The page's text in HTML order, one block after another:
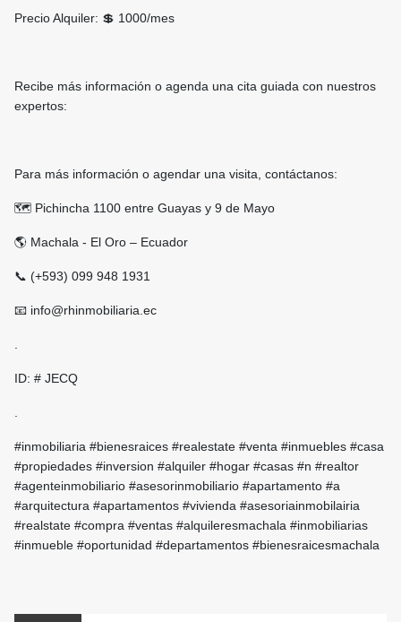
Precio Alquiler: 💲 1000/mes
Recibe más información o agenda una cita guiada con nuestros
expertos:
Para más información o agendar una visita, contáctanos:
🗺 Pichincha 1100 entre Guayas y 9 de Mayo
🌎 Machala - El Oro – Ecuador
📞 (+593) 099 948 1931
📧 info@rhinmobiliaria.ec
ID: # JECQ
#inmobiliaria #bienesraices #realestate #venta #inmuebles #casa
#propiedades #inversion #alquiler #hogar #casas #n #realtor
#agenteinmobiliario #asesorinmobiliario #apartamento #a
#arquitectura #apartamentos #vivienda #asesoriainmobilairia
#realstate #compra #ventas #alquileresmachala #inmobiliarias
#inmueble #oportunidad #departamentos #bienesraicesmachala